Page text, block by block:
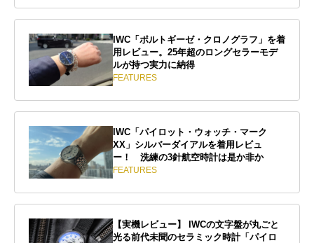
IWC「ポルトギーゼ・クロノグラフ」を着
用レビュー。25年超のロングセラーモデ
ルが持つ実力に納得
FEATURES
IWC「パイロット・ウォッチ・マーク
XX」シルバーダイアルを着用レビュ
ー！ 洗練の3針航空時計は是か非か
FEATURES
【実機レビュー】 IWCの文字盤が丸ごと
光る前代未聞のセラミック時計「パイロ